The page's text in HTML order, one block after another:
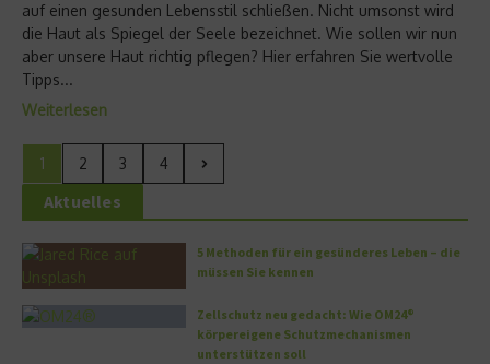
auf einen gesunden Lebensstil schließen. Nicht umsonst wird
die Haut als Spiegel der Seele bezeichnet. Wie sollen wir nun
aber unsere Haut richtig pflegen? Hier erfahren Sie wertvolle
Tipps...
Weiterlesen
1 2 3 4
Aktuelles
5 Methoden für ein gesünderes Leben – die
müssen Sie kennen
Zellschutz neu gedacht: Wie OM24®
körpereigene Schutzmechanismen
unterstützen soll